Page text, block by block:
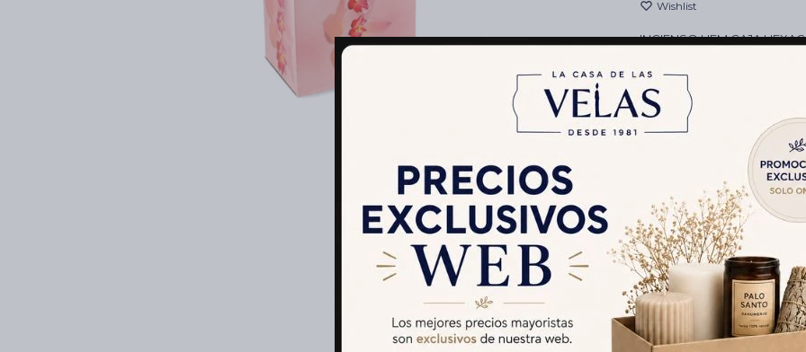
INCIENSO HEM CAJA
DURACIÓN: 30 - 45
Cambios y
Medios de pago